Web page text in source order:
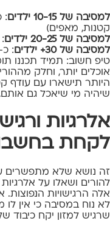
למסיבה של 10-15 ילדים
קטנות, מאפים)
למסיבה של 20-25 ילדים
:
למסיבה של 30+ ילדים
: כ-120-140
אוכלים יותר, וחלק
היותר תישארו עם עודף
שיהיה מי שיאכל גם
אלרגיות
לקחת
זה נושא שלא מתפשרים
להורים ושאלו על
אלה הרגישויות הנפוצות.
לא נוח במסיבה כי אין
שרגיש למזון יקח כיבוד